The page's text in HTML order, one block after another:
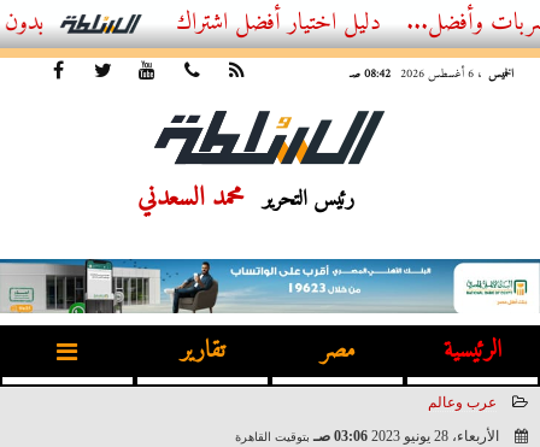
أفضل اشتراك IPTV بدون تقطيع 2026 – دليل المشاهد العصري
الخميس ، 6 أغسطس 2026 08:42 صـ
رئيس التحرير محمد السعدني
الرئيسية مصر تقارير
عرب وعالم
الأربعاء، 28 يونيو 2023
03:06 صـ بتوقيت القاهرة